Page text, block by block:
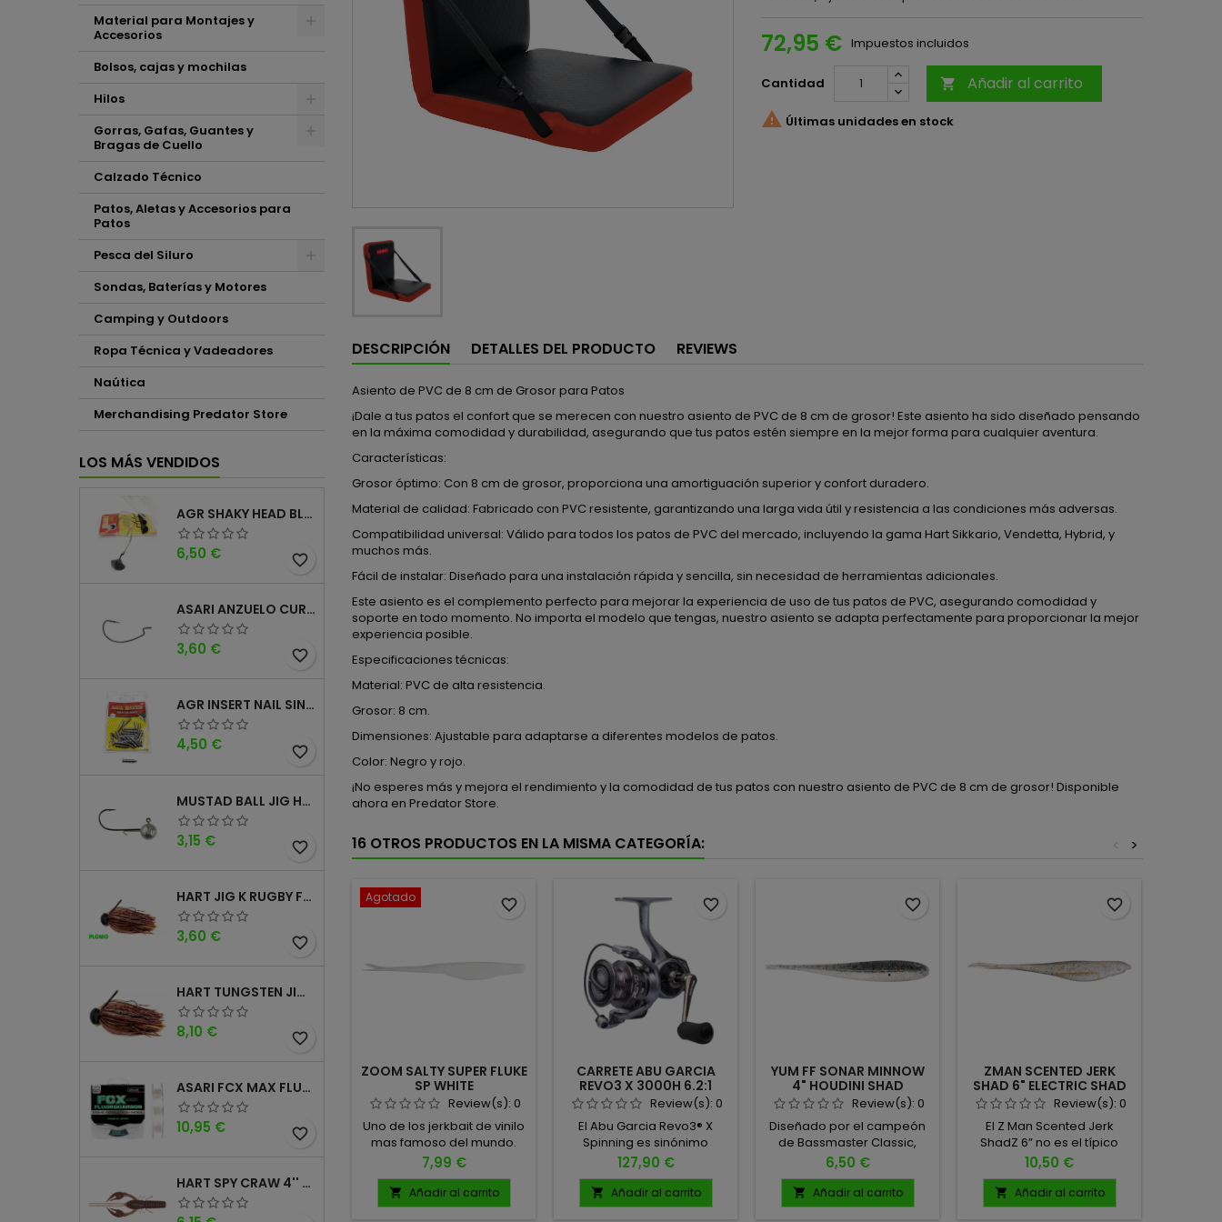
Material para Montajes y
Accesorios
Bolsos, cajas y mochilas
Hilos
Gorras, Gafas, Guantes y
Bragas de Cuello
Calzado Técnico
Patos, Aletas y Accesorios para
Patos
Pesca del Siluro
Sondas, Baterías y Motores
Camping y Outdoors
Ropa Técnica y Vadeadores
Naútica
Merchandising Predator Store
LOS MÁS VENDIDOS
AGR SHAKY HEAD BLACK 4PK
Precio
6,50 € favorite_border
ASARI ANZUELO CURVO CAROLINA WORM
Precio
3,60 € favorite_border
AGR INSERT NAIL SINKER
Precio
4,50 € favorite_border
MUSTAD BALL JIG HEAD KEEPER
Precio
3,15 € favorite_border
HART JIG K RUGBY FOOTBALL DM
Precio
3,60 € favorite_border
HART TUNGSTEN JIG T FOOTBALL DM
Precio
8,10 € favorite_border
ASARI FCX MAX FLUOROCARBONO 100% 100MTS
Precio
10,95 € favorite_border
HART SPY CRAW 4'' CINNAMON PURPLE
72,95 € Impuestos incluidos
Cantidad  Añadir al carrito
 Últimas unidades en stock
DESCRIPCIÓN DETALLES DEL PRODUCTO REVIEWS
Asiento de PVC de 8 cm de Grosor para Patos
¡Dale a tus patos el confort que se merecen con nuestro asiento de PVC de 8 cm de grosor! Este asiento ha sido diseñado pensando
en la máxima comodidad y durabilidad, asegurando que tus patos estén siempre en la mejor forma para cualquier aventura.
Características:
Grosor óptimo: Con 8 cm de grosor, proporciona una amortiguación superior y confort duradero.
Material de calidad: Fabricado con PVC resistente, garantizando una larga vida útil y resistencia a las condiciones más adversas.
Compatibilidad universal: Válido para todos los patos de PVC del mercado, incluyendo la gama Hart Sikkario, Vendetta, Hybrid, y
muchos más.
Fácil de instalar: Diseñado para una instalación rápida y sencilla, sin necesidad de herramientas adicionales.
Este asiento es el complemento perfecto para mejorar la experiencia de uso de tus patos de PVC, asegurando comodidad y
soporte en todo momento. No importa el modelo que tengas, nuestro asiento se adapta perfectamente para proporcionar la mejor
experiencia posible.
Especificaciones técnicas:
Material: PVC de alta resistencia.
Grosor: 8 cm.
Dimensiones: Ajustable para adaptarse a diferentes modelos de patos.
Color: Negro y rojo.
¡No esperes más y mejora el rendimiento y la comodidad de tus patos con nuestro asiento de PVC de 8 cm de grosor! Disponible
ahora en Predator Store.
16 OTROS PRODUCTOS EN LA MISMA CATEGORÍA: >
<
Agotado
ZOOM SALTY SUPER FLUKE
SP WHITE
Review(s): 0
Uno de los jerkbait de vinilo
mas famoso del mundo.
Medida:5.25" 13.33 cm
Cantidad: 10 unidades por
bolsa
Precio
7,99 €
 Añadir al carrito
favorite_border
CARRETE ABU GARCIA
REVO3 X 3000H 6.2:1
Review(s): 0
El Abu Garcia Revo3® X
Spinning es sinónimo
de calidad, durabilidad y
rendimiento ligero,
diseñado para pescadores
que buscan fiabilidad y
Precio
127,90 €
 Añadir al carrito
favorite_border
YUM FF SONAR MINNOW
4" HOUDINI SHAD
Review(s): 0
Diseñado por el campeón
de Bassmaster Classic,
Jason Christie, el Yum FF
Sonar Minnow fue
desarrollado para atrapar
peces quisquillosos
Precio
6,50 €
 Añadir al carrito
favorite_border
ZMAN SCENTED JERK
SHAD 6" ELECTRIC SHAD
Review(s): 0
El Z Man Scented Jerk
ShadZ 6” no es el típico
vinilo tipo shad… es un
auténtico arma secreta
cuando los peces se ponen
exigentes. Diseñado para
Precio
10,50 €
 Añadir al carrito
favorite_border